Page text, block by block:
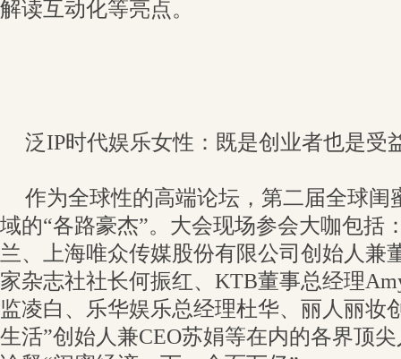
解读互动化等亮点。
泛IP时代娱乐女性：既是创业者也是受
作为全球性的高端论坛，第二届全球闺
域的“各路豪杰”。大会现场参会大咖包括
兰、上海唯众传媒股份有限公司创始人兼
家杂志社社长何振红、KTB董事总经理
监凌白、乐华娱乐总经理杜华、丽人丽妆
生活”创始人兼CEO苏娟等在内的各界顶